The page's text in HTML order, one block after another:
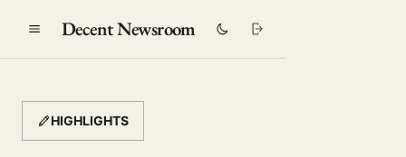
Decent Newsroom
HIGHLIGHTS